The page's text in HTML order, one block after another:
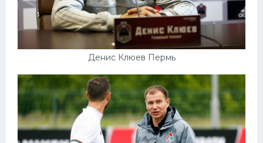
Денис Клюев Пермь